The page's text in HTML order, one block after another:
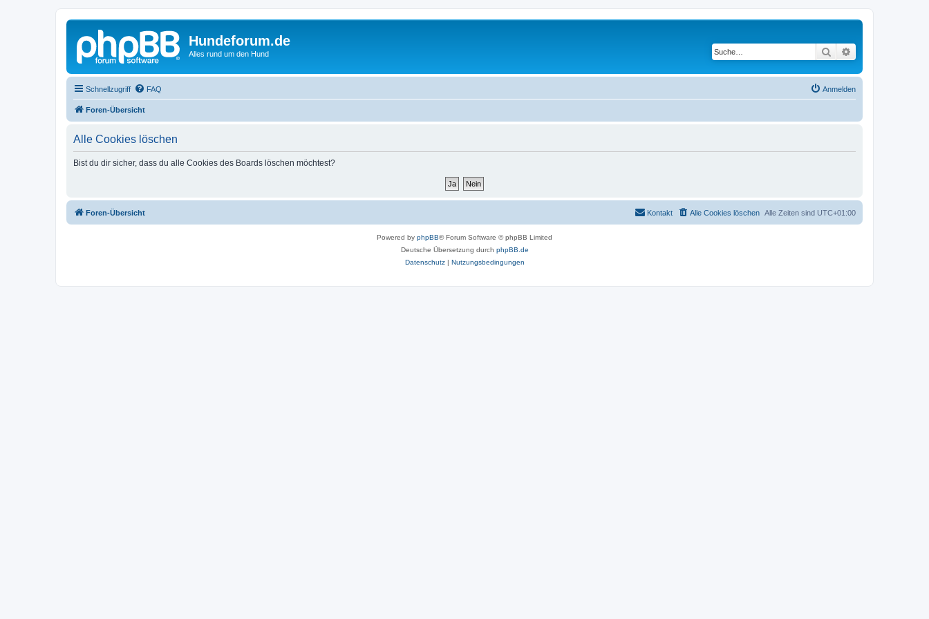
Hundeforum.de
Alles rund um den Hund Suche
Schnellzugriff FAQ Anmelden
Foren-Übersicht
Alle Cookies löschen
Bist du dir sicher, dass du alle Cookies des Boards löschen möchtest?
Foren-Übersicht Alle Zeiten sind UTC+01:00
Alle Cookies löschen
Kontakt
Powered by phpBB® Forum Software © phpBB Limited
Deutsche Übersetzung durch phpBB.de
Datenschutz| Nutzungsbedingungen